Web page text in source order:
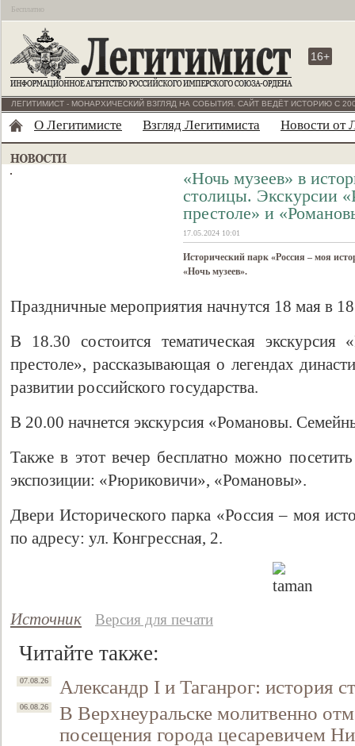
Бесплатно
16+
ЛЕГИТИМИСТ - МОНАРХИЧЕСКИЙ ВЗГЛЯД НА СОБЫТИЯ. САЙТ ВЕДЁТ ИСТОРИЮ С
О Легитимисте Взгляд Легитимиста Новости от
«Ночь музеев» в
столицы. Экскурсии
престоле» и
17.05.2024 10:01
Исторический парк «Россия – моя
«Ночь музеев».
Праздничные мероприятия начнутся 18 мая в
В 18.30 состоится тематическая
престоле», рассказывающая о легендах
развитии российского государства.
В 20.00 начнется экскурсия «Романовы.
Также в этот вечер бесплатно можно
экспозиции: «Рюриковичи», «Романовы».
Двери Исторического парка «Россия ‒ моя
по адресу: ул. Конгрессная, 2.
Источник Версия для печати
Читайте также:
07.08.26 Александр I и Таганрог: история
06.08.26
В Верхнеуральске молитвенно
посещения города цесаревичем